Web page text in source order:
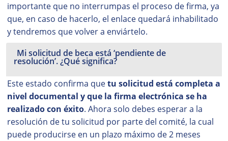
importante que no interrumpas el proceso de firma, ya
que, en caso de hacerlo, el enlace quedará inhabilitado
y tendremos que volver a enviártelo.
Mi solicitud de beca está ‘pendiente de
resolución’. ¿Qué significa?
Este estado confirma quetu solicitud está completa a
nivel documental y que la firma electrónica se ha
realizado con éxito. Ahora solo debes esperar a la
resolución de tu solicitud por parte del comité, la cual
puede producirse en un plazo máximo de 2 meses